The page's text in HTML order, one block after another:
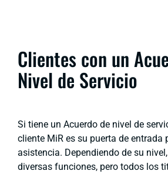
Clientes con un
Nivel de Servicio
Si tiene un Acuerdo de nivel de
cliente MiR es su puerta de entrada
asistencia. Dependiendo de su
diversas funciones, pero todos los